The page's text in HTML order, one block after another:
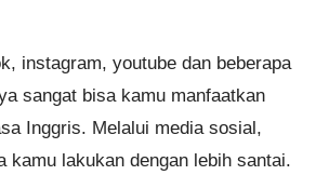
instagram, youtube dan beberapa
sangat bisa kamu manfaatkan
Inggris. Melalui media sosial,
kamu lakukan dengan lebih santai.